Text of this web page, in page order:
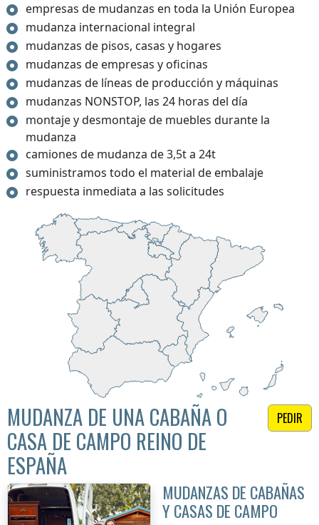
empresas de mudanzas en toda la Unión Europea
mudanza internacional integral
mudanzas de pisos, casas y hogares
mudanzas de empresas y oficinas
mudanzas de líneas de producción y máquinas
mudanzas NONSTOP, las 24 horas del día
montaje y desmontaje de muebles durante la
mudanza
camiones de mudanza de 3,5t a 24t
suministramos todo el material de embalaje
respuesta inmediata a las solicitudes
PEDIR
MUDANZA DE UNA CABAÑA O
CASA DE CAMPO REINO DE
ESPAÑA
MUDANZAS DE CABAÑAS
Y CASAS DE CAMPO